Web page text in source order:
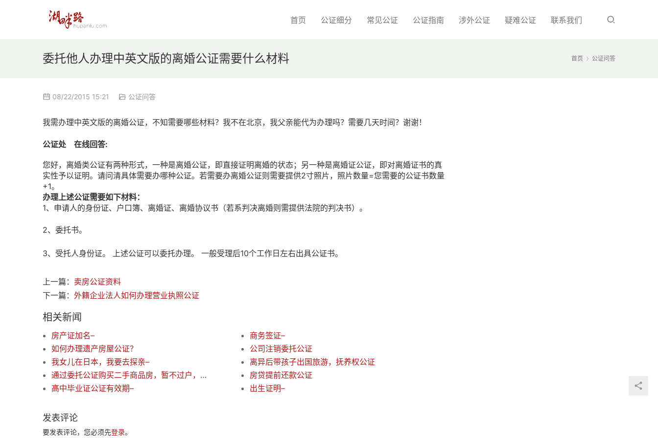
首页 公证细分 常见公证 公证指南 涉外公证 疑难公证 联系我们
首页 公证问答
委托他人办理中英文版的离婚公证需要什么材料
08/22/2015 15:21 公证问答
我需办理中英文版的离婚公证，不知需要哪些材料？我不在北京，我父亲能代为办理吗？需要几天时间？谢谢！
公证处 在线回答:
您好，离婚类公证有两种形式，一种是离婚公证，即直接证明离婚的状态；另一种是离婚证公证，即对离婚证书的真
实性予以证明。请问清具体需要办哪种公证。若需要办离婚公证则需要提供2寸照片，照片数量=您需要的公证书数量
+1。
办理上述公证需要如下材料：
1、申请人的身份证、户口簿、离婚证、离婚协议书（若系判决离婚则需提供法院的判决书）。
2、委托书。
3、受托人身份证。 上述公证可以委托办理。 一般受理后10个工作日左右出具公证书。
上一篇： 卖房公证资料
下一篇： 外籍企业法人如何办理营业执照公证
相关新闻
房产证加名–
商务签证–
如何办理遗产房屋公证？
公司注销委托公证
我女儿在日本，我要去探亲–
离异后带孩子出国旅游，抚养权公证
通过委托公证购买二手商品房，暂不过户，以避开限购政策影响及税费，存在哪些风险？
房贷提前还款公证
高中毕业证公证有效期–
出生证明–
发表评论
要发表评论，您必须先登录。